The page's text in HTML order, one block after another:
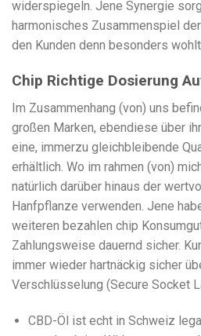
widerspiegeln. Jene Synergie
harmonisches Zusammenspiel
den Kunden denn besonders
Chip Richtige Dosierung
Im Zusammenhang (von) uns
großen Marken, ebendiese über
eine, immerzu gleichbleibende
erhältlich. Wo im rahmen (von)
natürlich darüber hinaus der
Hanfpflanze verwenden. Jene
weiteren bezahlen chip
Zahlungsweise dauernd sicher.
immer wieder hartnäckig sicher
Verschlüsselung (Secure Socket
CBD-Öl ist echt in Schweiz